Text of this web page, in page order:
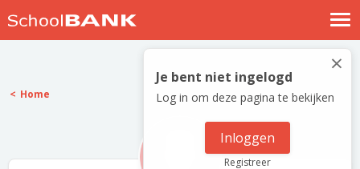
Nostalgische verhalen
Log in
Meld je gratis aan
×
Je bent niet ingelogd
Log in om deze pagina te bekijken
Inloggen
Registreer
Home